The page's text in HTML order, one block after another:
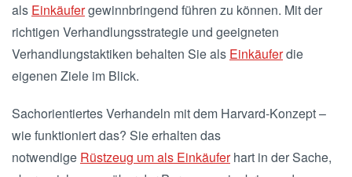
als Einkäufergewinnbringend führen zu können. Mit der
richtigen Verhandlungsstrategie und geeigneten
Verhandlungstaktiken behalten Sie als Einkäuferdie
eigenen Ziele im Blick.
Sachorientiertes Verhandeln mit dem Harvard-Konzept –
wie funktioniert das? Sie erhalten das
notwendige Rüstzeug um als Einkäuferhart in der Sache,